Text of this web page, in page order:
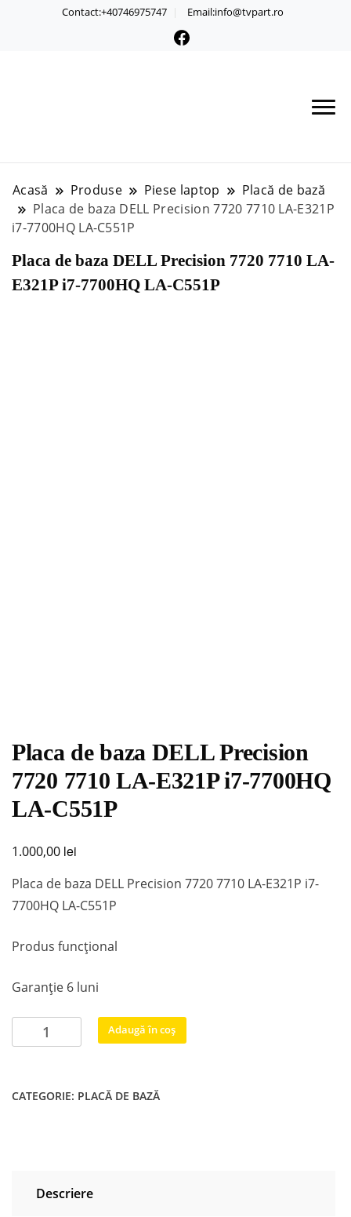
Contact:+40746975747 Email:info@tvpart.ro
Acasă Produse Piese laptop
Placă de bază
Placa de baza DELL Precision 7720 7710 LA-E321P
i7-7700HQ LA-C551P
Placa de baza DELL Precision 7720 7710 LA-
E321P i7-7700HQ LA-C551P
Placa de baza DELL Precision
7720 7710 LA-E321P i7-7700HQ
LA-C551P
1.000,00 lei
Placa de baza DELL Precision 7720 7710 LA-E321P i7-
7700HQ LA-C551P
Produs funcțional
Garanție 6 luni
Cantitate
Placa
DELL
E321P
Adaugă în coș
CATEGORIE: PLACĂ DE BAZĂ
Descriere